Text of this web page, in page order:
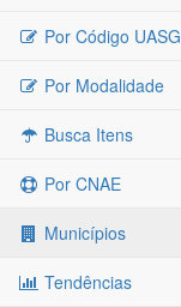
Por Código UASG
Por Modalidade
Busca Itens
Por CNAE
Municípios
Tendências